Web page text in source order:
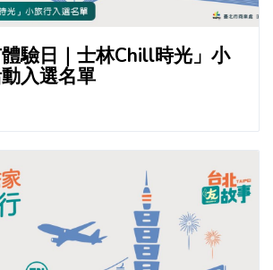
體驗日｜士林Chill時光」小
入選名單